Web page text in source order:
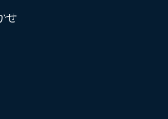
せ